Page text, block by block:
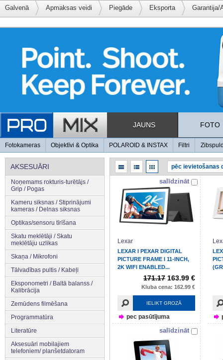
Galvenā Apmaksas veidi Piegāde Eksporta Garantija/
JAUNS FOTO
Fotokameras Objektīvi & Optika POLAROID & INSTAX Filtri
AKSESUĀRI
Noņemams rokturis-turētājs /
Grip / Pogas
Kameru siksnas / Stiprinājumi
kameras / Delnas siksnas
Optikas/sensoru tīrīšana
Skatu meklētāji / Skatu
meklētāju uzlikas
Skaņa / Mikrofoni
Tālvadības pultis / Kabeļi
Eksponometri / Baltā balanss /
Kalibrācija
Zemūdens filmēšana
Programmatūra
Literatūre
Aksesuāri mobilajiem
telefoniem/ planšetdatoram
salīdzināt
Lexar
LEXAR I PEXAR DIGITAL
PICTURE FRAME I 11-INCH,
2K WIFI ENABLED...
171.17 163.99 €
Kluba cena: 162.99 €
IELIKT GROZĀ
pec pasūtījuma
salīdzināt